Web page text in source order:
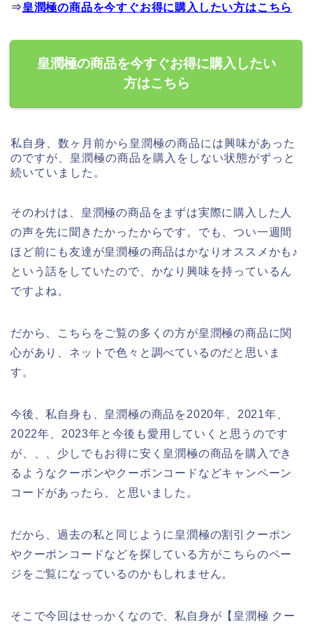
⇒皇潤極の商品を今すぐお得に購入したい方はこちら
皇潤極の商品を今すぐお得に購入したい
方はこちら
私自身、数ヶ月前から皇潤極の商品には興味があった
のですが、皇潤極の商品を購入をしない状態がずっと
続いていました。
そのわけは、皇潤極の商品をまずは実際に購入した人
の声を先に聞きたかったからです。でも、つい一週間
ほど前にも友達が皇潤極の商品はかなりオススメかも♪
という話をしていたので、かなり興味を持っているん
ですよね。
だから、こちらをご覧の多くの方が皇潤極の商品に関
心があり、ネットで色々と調べているのだと思いま
す。
今後、私自身も、皇潤極の商品を2020年、2021年、
2022年、2023年と今後も愛用していくと思うのです
が、、、少しでもお得に安く皇潤極の商品を購入でき
るようなクーポンやクーポンコードなどキャンペーン
コードがあったら、と思いました。
だから、過去の私と同じように皇潤極の割引クーポン
やクーポンコードなどを探している方がこちらのペー
ジをご覧になっているのかもしれません。
そこで今回はせっかくなので、私自身が【皇潤極 クー